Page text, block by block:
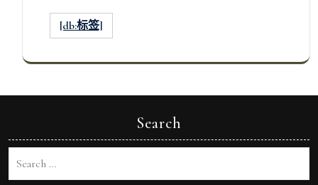
[db:标签]
Search